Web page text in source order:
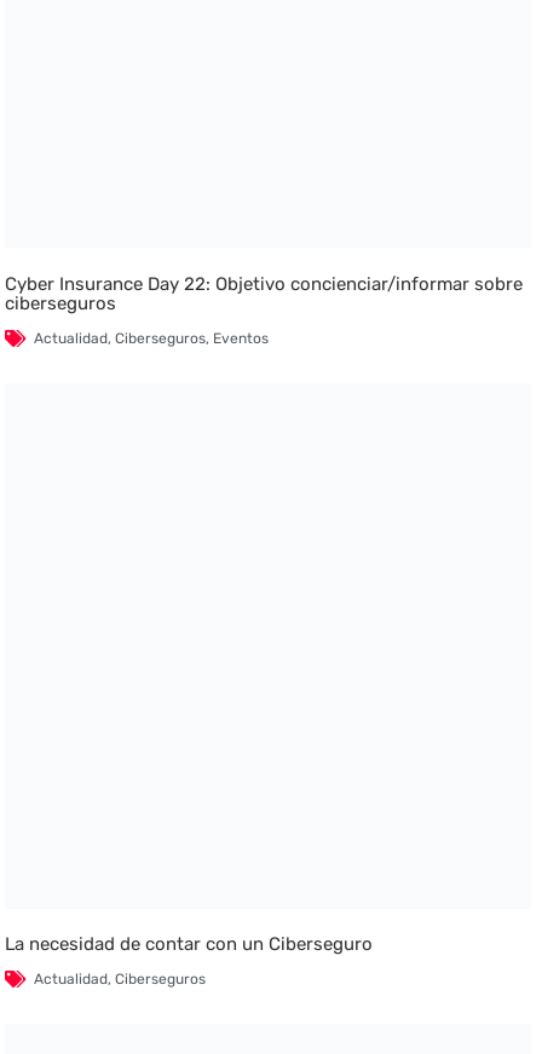
Cyber Insurance Day 22: Objetivo concienciar/informar sobre
ciberseguros
Actualidad,Ciberseguros, Eventos
La necesidad de contar con un Ciberseguro
Actualidad,Ciberseguros